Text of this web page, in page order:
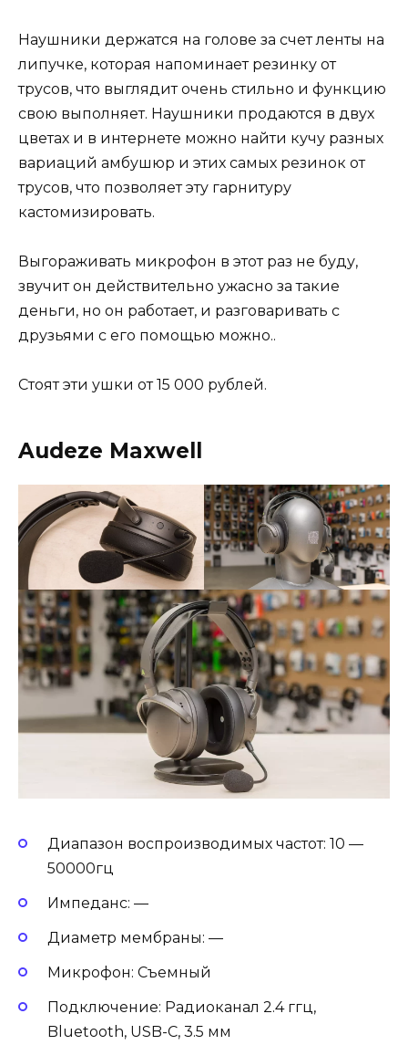
Наушники держатся на голове за счет ленты на
липучке, которая напоминает резинку от
трусов, что выглядит очень стильно и функцию
свою выполняет. Наушники продаются в двух
цветах и в интернете можно найти кучу разных
вариаций амбушюр и этих самых резинок от
трусов, что позволяет эту гарнитуру
кастомизировать.
Выгораживать микрофон в этот раз не буду,
звучит он действительно ужасно за такие
деньги, но он работает, и разговаривать с
друзьями с его помощью можно..
Стоят эти ушки от 15 000 рублей.
Audeze Maxwell
Диапазон воспроизводимых частот: 10 —
50000гц
Импеданс: —
Диаметр мембраны: —
Микрофон: Съемный
Подключение: Радиоканал 2.4 ггц,
Bluetooth, USB-C, 3.5 мм